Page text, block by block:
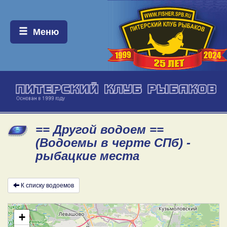
Меню:
Меню
== Другой водоем ==
(Водоемы в черте СПб) -
рыбацкие места
К списку водоемов
+